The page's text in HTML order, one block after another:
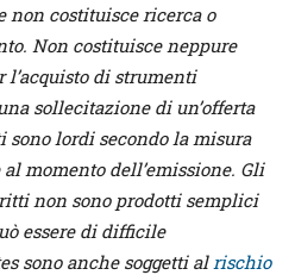
non costituisce ricerca o
Non costituisce neppure
l’acquisto di strumenti
sollecitazione di un’offerta
lordi secondo la misura
momento dell’emissione. Gli
non sono prodotti semplici
essere di difficile
sono anche soggetti al rischio